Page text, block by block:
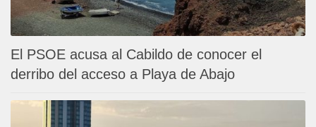
El PSOE acusa al Cabildo de conocer el
derribo del acceso a Playa de Abajo